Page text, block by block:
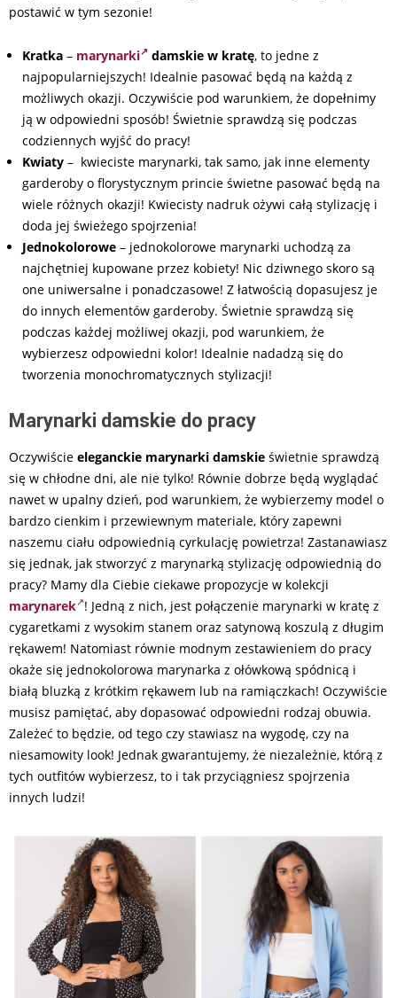
postawić w tym sezonie!
Kratka – marynarki damskie w kratę, to jedne z
najpopularniejszych! Idealnie pasować będą na każdą z
możliwych okazji. Oczywiście pod warunkiem, że dopełnimy
ją w odpowiedni sposób! Świetnie sprawdzą się podczas
codziennych wyjść do pracy!
Kwiaty – kwieciste marynarki, tak samo, jak inne elementy
garderoby o florystycznym princie świetne pasować będą na
wiele różnych okazji! Kwiecisty nadruk ożywi całą stylizację i
doda jej świeżego spojrzenia!
Jednokolorowe – jednokolorowe marynarki uchodzą za
najchętniej kupowane przez kobiety! Nic dziwnego skoro są
one uniwersalne i ponadczasowe! Z łatwością dopasujesz je
do innych elementów garderoby. Świetnie sprawdzą się
podczas każdej możliwej okazji, pod warunkiem, że
wybierzesz odpowiedni kolor! Idealnie nadadzą się do
tworzenia monochromatycznych stylizacji!
Marynarki damskie do pracy
Oczywiście eleganckie marynarki damskie świetnie sprawdzą
się w chłodne dni, ale nie tylko! Równie dobrze będą wyglądać
nawet w upalny dzień, pod warunkiem, że wybierzemy model o
bardzo cienkim i przewiewnym materiale, który zapewni
naszemu ciału odpowiednią cyrkulację powietrza! Zastanawiasz
się jednak, jak stworzyć z marynarką stylizację odpowiednią do
pracy? Mamy dla Ciebie ciekawe propozycje w kolekcji
marynarek ! Jedną z nich, jest połączenie marynarki w kratę z
cygaretkami z wysokim stanem oraz satynową koszulą z długim
rękawem! Natomiast równie modnym zestawieniem do pracy
okaże się jednokolorowa marynarka z ołówkową spódnicą i
białą bluzką z krótkim rękawem lub na ramiączkach! Oczywiście
musisz pamiętać, aby dopasować odpowiedni rodzaj obuwia.
Zależeć to będzie, od tego czy stawiasz na wygodę, czy na
niesamowity look! Jednak gwarantujemy, że niezależnie, którą z
tych outfitów wybierzesz, to i tak przyciągniesz spojrzenia
innych ludzi!